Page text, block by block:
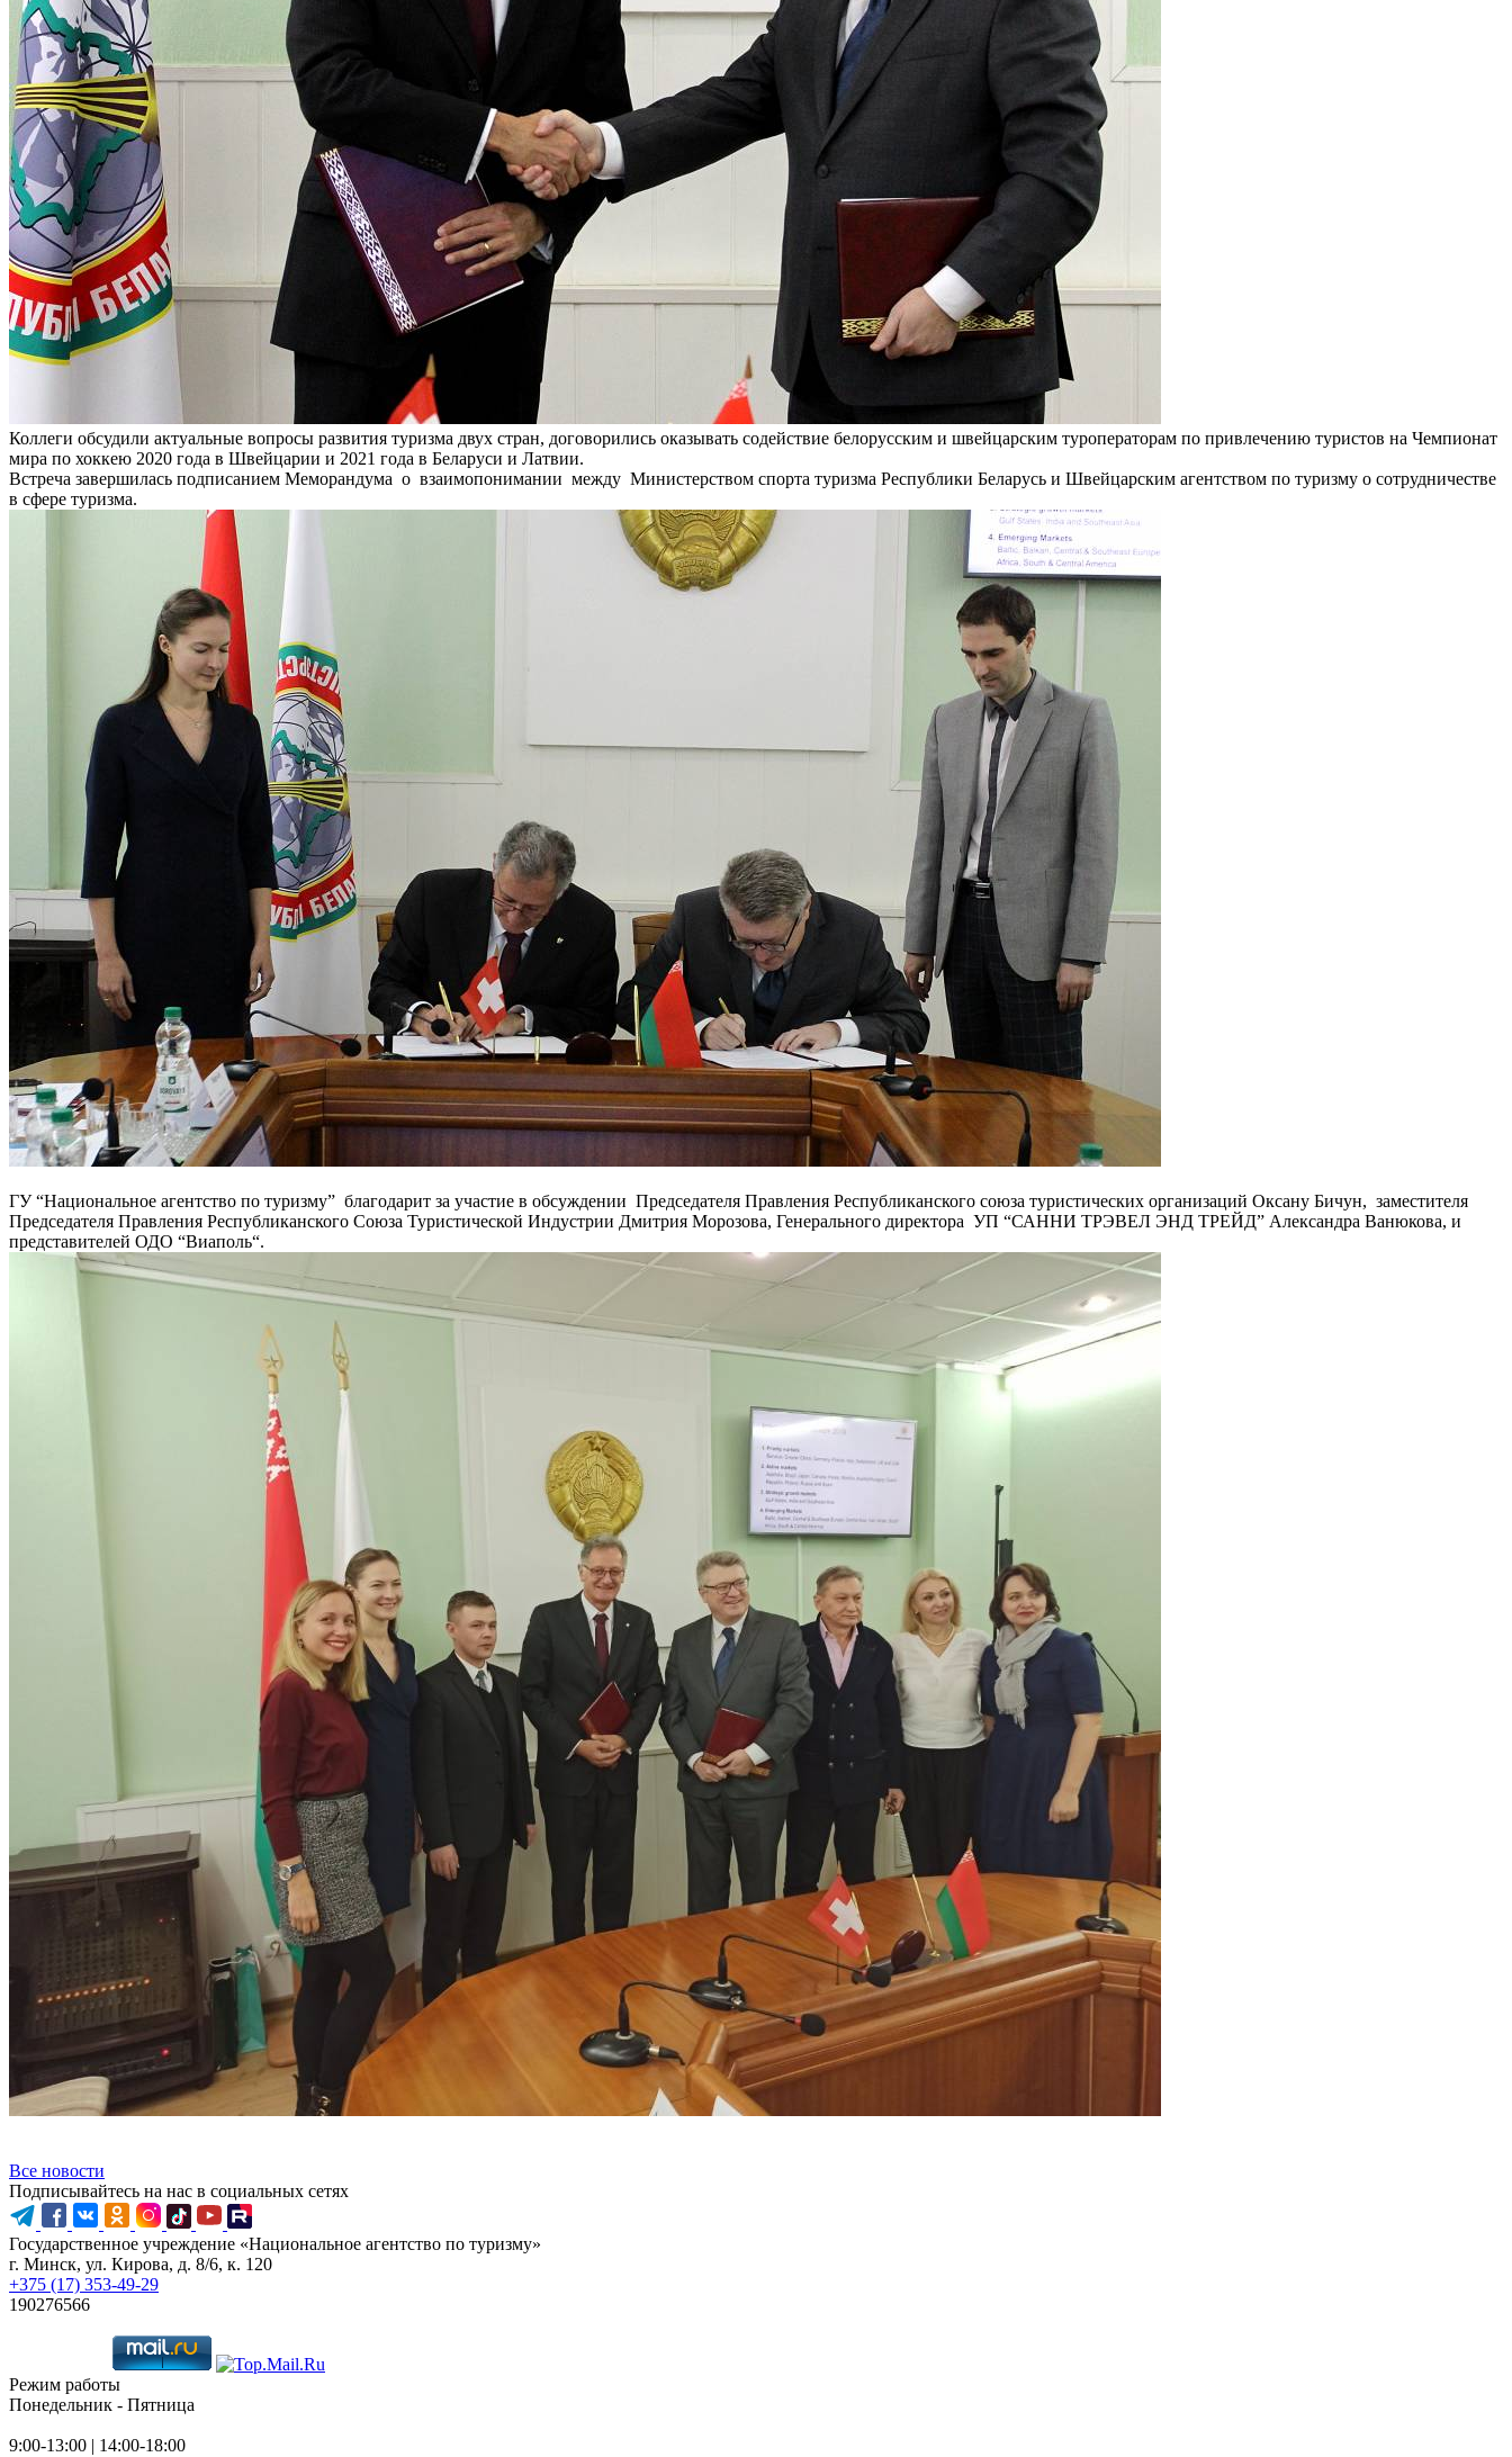
Коллеги обсудили актуальные вопросы развития туризма двух стран, договорились оказывать содействие белорусским и швейцарским туроператорам по привлечению туристов на Чемпионат
мира по хоккею 2020 года в Швейцарии и 2021 года в Беларуси и Латвии.
Встреча завершилась подписанием Меморандума о взаимопонимании между Министерством спорта туризма Республики Беларусь и Швейцарским агентством по туризму о сотрудничестве
в сфере туризма.
ГУ “Национальное агентство по туризму” благодарит за участие в обсуждении Председателя Правления Республиканского союза туристических организаций Оксану Бичун, заместителя
Председателя Правления Республиканского Союза Туристической Индустрии Дмитрия Морозова, Генерального директора УП “САННИ ТРЭВЕЛ ЭНД ТРЕЙД” Александра Ванюкова, и
представителей ОДО “Виаполь“.
Все новости
Подписывайтесь на нас в социальных сетях
Государственное учреждение «Национальное агентство по туризму»
г. Минск, ул. Кирова, д. 8/6, к. 120
+375 (17) 353-49-29
190276566
Режим работы
Понедельник - Пятница
9:00-13:00 | 14:00-18:00